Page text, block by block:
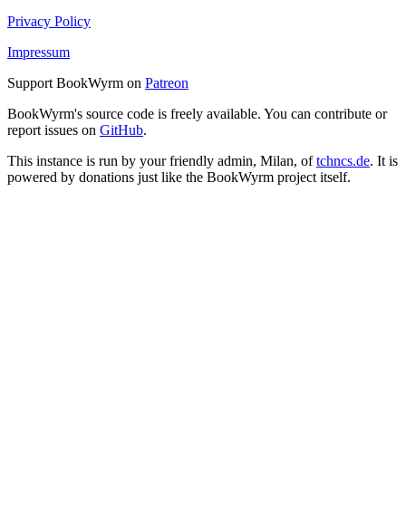
Privacy Policy
Impressum
Support BookWyrm on Patreon
BookWyrm's source code is freely available. You can contribute or
report issues on GitHub.
This instance is run by your friendly admin, Milan, oftchncs.de. It is
powered by donations just like the BookWyrm project itself.